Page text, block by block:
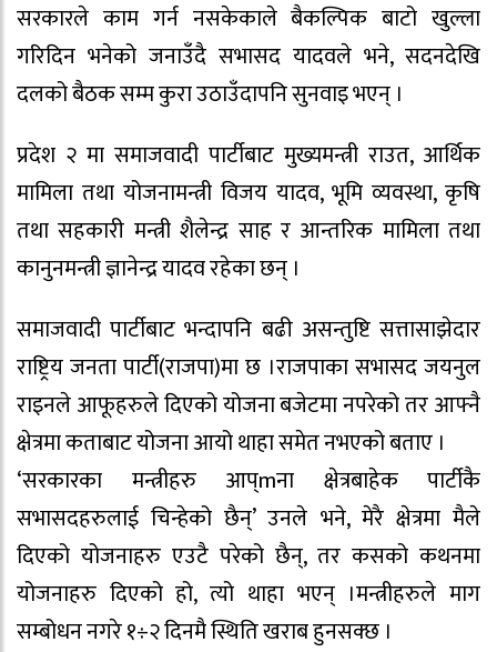
सरकारले काम गर्न नसकेकाले बैकल्पिक बाटो खुल्ला
गरिदिन भनेको जनाउँदै सभासद यादवले भने, सदनदेखि
दलको बैठक सम्म कुरा उठाउँदापनि सुनवाइ भएन् ।
प्रदेश २ मा समाजवादी पार्टीबाट मुख्यमन्त्री राउत, आर्थिक
मामिला तथा योजनामन्त्री विजय यादव, भूमि व्यवस्था, कृषि
तथा सहकारी मन्त्री शैलेन्द्र साह र आन्तरिक मामिला तथा
कानुनमन्त्री ज्ञानेन्द्र यादव रहेका छन् ।
समाजवादी पार्टीबाट भन्दापनि बढी असन्तुष्टि सत्तासाझेदार
राष्ट्रिय जनता पार्टी(राजपा)मा छ ।राजपाका सभासद जयनुल
राइनले आफूहरुले दिएको योजना बजेटमा नपरेको तर आफ्नै
क्षेत्रमा कताबाट योजना आयो थाहा समेत नभएको बताए ।
‘सरकारका मन्त्रीहरु आप्mना क्षेत्रबाहेक पार्टीकै
सभासदहरुलाई चिन्हेको छैन्’ उनले भने, मेरै क्षेत्रमा मैले
दिएको योजनाहरु एउटै परेको छैन्, तर कसको कथनमा
योजनाहरु दिएको हो, त्यो थाहा भएन् ।मन्त्रीहरुले माग
सम्बोधन नगरे १÷२ दिनमै स्थिति खराब हुनसक्छ ।